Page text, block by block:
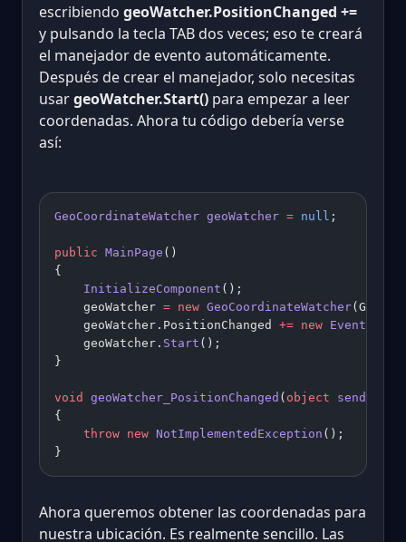
escribiendo geoWatcher.PositionChanged +=
y pulsando la tecla TAB dos veces; eso te creará
el manejador de evento automáticamente.
Después de crear el manejador, solo necesitas
usargeoWatcher.Start() para empezar a leer
coordenadas. Ahora tu código debería verse
así:
GeoCoordinateWatcher geoWatcher = null ;
public MainPage ()
{
    InitializeComponent
();
    geoWatcher
= new GeoCoordinateWatcher
    geoWatcher.PositionChanged
+= new
    geoWatcher.
Start ();
}
void geoWatcher_PositionChanged ( object sender
{
    throw
new NotImplementedException ();
}
Ahora queremos obtener las coordenadas para
nuestra ubicación. Es realmente sencillo. Las